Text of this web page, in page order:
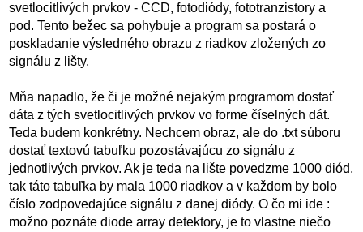
svetlocitlivých prvkov - CCD, fotodiódy, fototranzistory a
pod. Tento bežec sa pohybuje a program sa postará o
poskladanie výsledného obrazu z riadkov zložených zo
signálu z lišty.
Mňa napadlo, že či je možné nejakým programom dostať
dáta z tých svetlocitlivých prvkov vo forme číselných dát.
Teda budem konkrétny. Nechcem obraz, ale do .txt súboru
dostať textovú tabuľku pozostávajúcu zo signálu z
jednotlivých prvkov. Ak je teda na lište povedzme 1000 diód,
tak táto tabuľka by mala 1000 riadkov a v každom by bolo
číslo zodpovedajúce signálu z danej diódy. O čo mi ide :
možno poznáte diode array detektory, je to vlastne niečo